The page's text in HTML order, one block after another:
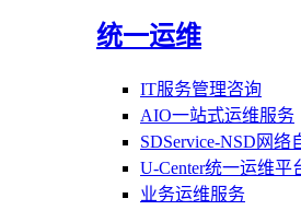
统一运维
IT服务管理咨询
AIO一站式运维服务
SDService-NSD网
U-Center统一运维平
业务运维服务